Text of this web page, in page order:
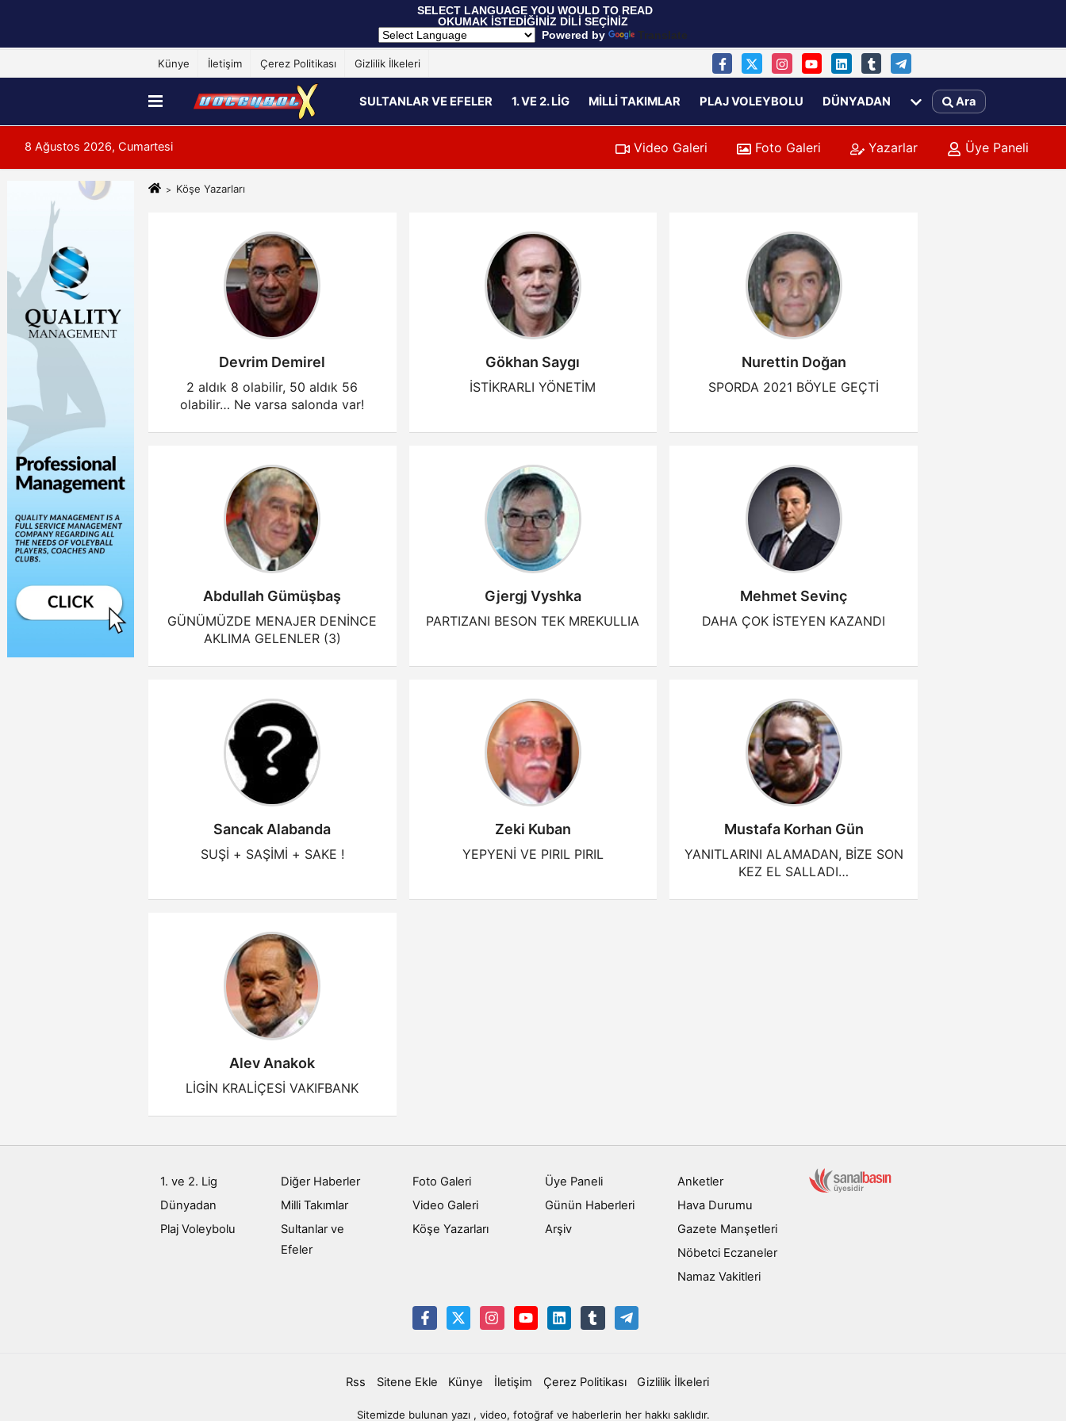
SELECT LANGUAGE YOU WOULD TO READ
OKUMAK İSTEDİĞİNİZ DİLİ SEÇİNİZ
Powered by
Translate
Künye İletişim Çerez Politikası Gizlilik İlkeleri
SULTANLAR VE EFELER 1. VE 2. LIG MILLI TAKIMLAR PLAJ VOLEYBOLU DÜNYADAN Ara
8 Ağustos 2026, Cumartesi Video Galeri Foto Galeri Yazarlar Üye Paneli
Köşe Yazarları
Devrim Demirel
2 aldık 8 olabilir, 50 aldık 56
olabilir… Ne varsa salonda var!
Gökhan Saygı
İSTİKRARLI YÖNETİM
Nurettin Doğan
SPORDA 2021 BÖYLE GEÇTİ
Abdullah Gümüşbaş
GÜNÜMÜZDE MENAJER DENİNCE
AKLIMA GELENLER (3)
Gjergj Vyshka
PARTIZANI BESON TEK MREKULLIA
Mehmet Sevinç
DAHA ÇOK İSTEYEN KAZANDI
Sancak Alabanda
SUŞİ + SAŞİMİ + SAKE !
Zeki Kuban
YEPYENİ VE PIRIL PIRIL
Mustafa Korhan Gün
YANITLARINI ALAMADAN, BİZE SON
KEZ EL SALLADI…
Alev Anakok
LİGİN KRALİÇESİ VAKIFBANK
1. ve 2. Lig
Diğer Haberler
Dünyadan
Milli Takımlar
Plaj Voleybolu
Sultanlar ve
Efeler
Foto Galeri
Video Galeri
Köşe Yazarları
Üye Paneli
Günün Haberleri
Arşiv
Anketler
Hava Durumu
Gazete Manşetleri
Nöbetci Eczaneler
Namaz Vakitleri
Rss Sitene Ekle Künye İletişim Çerez Politikası Gizlilik İlkeleri
Sitemizde bulunan yazı , video, fotoğraf ve haberlerin her hakkı saklıdır.